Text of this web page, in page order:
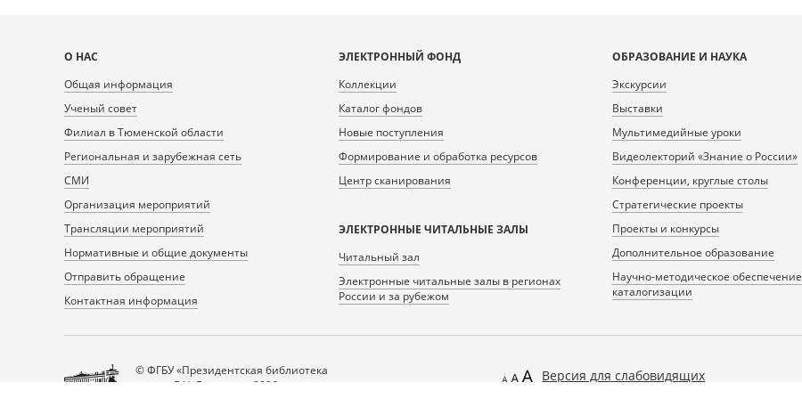
Карта
сайта
О НАС
Общая информация
Ученый совет
Филиал в Тюменской области
Региональная и зарубежная сеть
СМИ
Организация мероприятий
Трансляции мероприятий
Нормативные и общие документы
Отправить обращение
Контактная информация
ЭЛЕКТРОННЫЙ ФОНД
Коллекции
Каталог фондов
Новые поступления
Формирование и обработка ресурсов
Центр сканирования
ЭЛЕКТРОННЫЕ ЧИТАЛЬНЫЕ ЗАЛЫ
Читальный зал
Электронные читальные залы в регионах
России и за рубежом
ОБРАЗОВАНИЕ И НАУКА
Экскурсии
Выставки
Мультимедийные уроки
Видеолекторий «Знание о России»
Конференции, круглые столы
Стратегические проекты
Проекты и конкурсы
Дополнительное образование
Научно-методическое обеспечение
каталогизации
© ФГБУ «Президентская библиотека
имени Б.Н. Ельцина», 2026
Версия для слабовидящих